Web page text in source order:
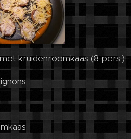
kruidenroomkaas (8 pers.)